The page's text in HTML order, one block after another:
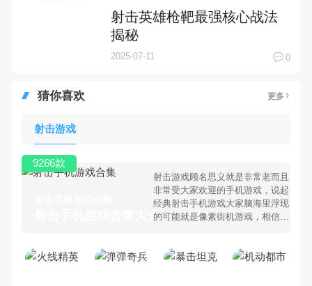
射击英雄枪靶最强核心战法
揭秘
2025-07-11 0
猜你喜欢 更多
射击游戏
射击手机游戏合集大全 >
射击游戏顾名思义就是非常老而且
非常受大家欢迎的手机游戏，说起
经典射击手机游戏大家脑海里浮现
的可能就是像素街机游戏，相信很
击手机游戏有哪些呢？游戏今天，
9266款